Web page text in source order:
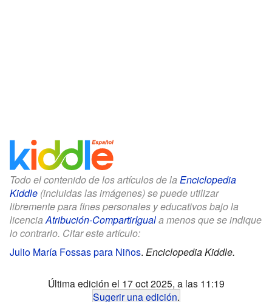
Todo el contenido de los artículos de la Enciclopedia
Kiddle (incluidas las imágenes) se puede utilizar
libremente para fines personales y educativos bajo la
licencia Atribución-CompartirIguala menos que se indique
lo contrario. Citar este artículo:
Julio María Fossas para Niños. Enciclopedia Kiddle.
Última edición el 17 oct 2025, a las 11:19
Sugerir una edición.